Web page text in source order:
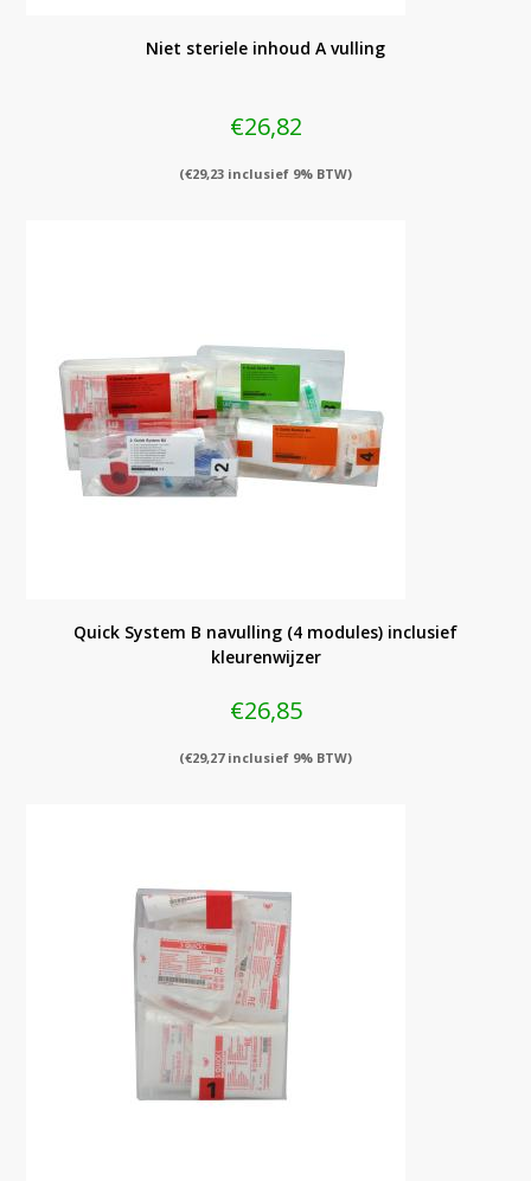
Niet steriele inhoud A vulling
€26,82
(€29,23 inclusief 9% BTW)
Quick System B navulling (4 modules) inclusief
kleurenwijzer
€26,85
(€29,27inclusief 9% BTW)